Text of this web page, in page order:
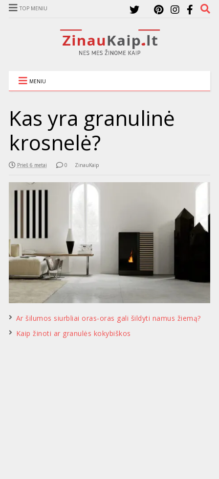
TOP MENIU
MENIU
Kas yra granulinė
krosnelė?
Prieš 6 metai 0 ZinauKaip
Ar šilumos siurbliai oras-oras gali šildyti namus žiemą?
Kaip žinoti ar granulės kokybiškos